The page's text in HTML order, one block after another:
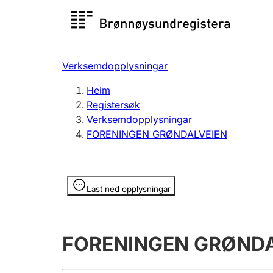
Registersøk
Registrere, endre, slette
Verksemdopplysningar
Heim
Registersøk
Verksemdopplysningar
FORENINGEN GRØNDALVEIEN
Last ned opplysningar
Opplysninger er skjult
FORENINGEN